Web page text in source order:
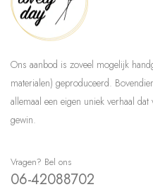
Ons aanbod is zoveel mogelijk
materialen) geproduceerd.
allemaal een eigen uniek verhaal
gewin.
Vragen? Bel ons
06-42088702